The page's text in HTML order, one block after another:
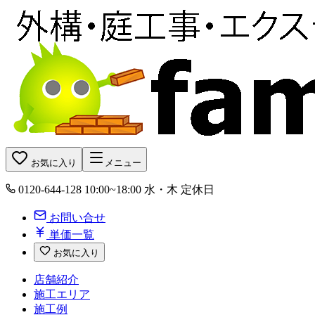
お気に入り メニュー
0120-644-128 10:00~18:00 水・木 定休日
お問い合せ
単価一覧
お気に入り
店舗紹介
施工エリア
施工例